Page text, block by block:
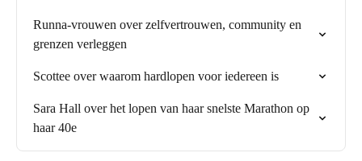
Runna-vrouwen over zelfvertrouwen, community en
grenzen verleggen
Scottee over waarom hardlopen voor iedereen is
Sara Hall over het lopen van haar snelste Marathon op
haar 40e